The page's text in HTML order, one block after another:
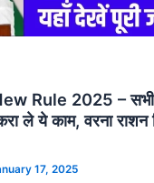
Rule 2025 – सभी
ले ये काम, वरना राशन
17, 2025